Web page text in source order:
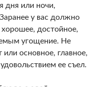
дня или ночи,
у вас должно
достойное,
угощение. Не
основное, главное,
ее съел.